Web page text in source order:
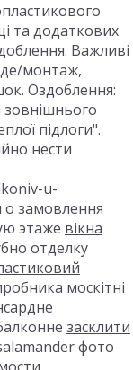
та додаткових
Важливі
де/монтаж,
Оздоблення:
зовнішнього
підлоги".
нести
u-
о замовлення
этаже вікна
отделку
москітні
засклити
фото